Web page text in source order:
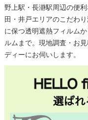
野上駅・長瀞駅周辺の便
田・井戸エリアのこだわ
に保つ透明遮熱フィルム
ルムまで。現地調査・お
ディーにお伺いします。